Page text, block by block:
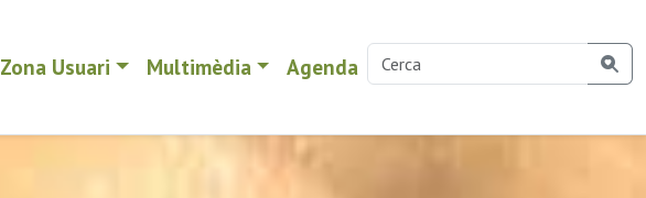
Zona Usuari Multimèdia Agenda